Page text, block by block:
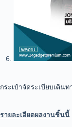
กระเป๋าจัดระเบียบเดิน
รายละเอียดผลงานชิ้นนี้